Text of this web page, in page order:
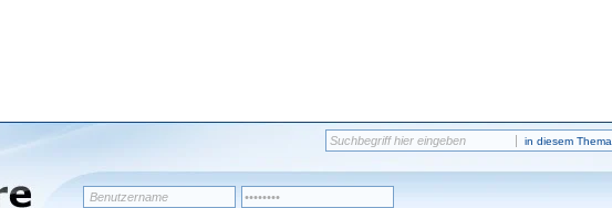
in diesem Thema